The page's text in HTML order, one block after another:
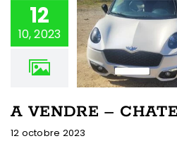
12
10, 2023
A VENDRE –
12 octobre 2023